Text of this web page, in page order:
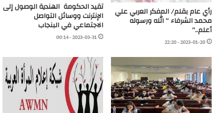
رأي عام بقلم/ المفكر العربي علي
محمد الشرفاء “ الله ورسوله
أعلم..”
2023-01-20 - 22:20
تقيد الحكومة الهندية الوصول إلى
الإنترنت ووسائل التواصل
الاجتماعي في البنجاب
2023-03-31 - 00:14